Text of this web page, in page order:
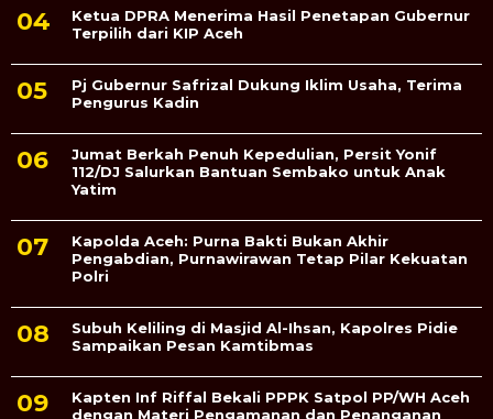
Ketua DPRA Menerima Hasil Penetapan Gubernur
Terpilih dari KIP Aceh
Pj Gubernur Safrizal Dukung Iklim Usaha, Terima
Pengurus Kadin
Jumat Berkah Penuh Kepedulian, Persit Yonif
112/DJ Salurkan Bantuan Sembako untuk Anak
Yatim
Kapolda Aceh: Purna Bakti Bukan Akhir
Pengabdian, Purnawirawan Tetap Pilar Kekuatan
Polri
Subuh Keliling di Masjid Al-Ihsan, Kapolres Pidie
Sampaikan Pesan Kamtibmas
Kapten Inf Riffal Bekali PPPK Satpol PP/WH Aceh
dengan Materi Pengamanan dan Penanganan